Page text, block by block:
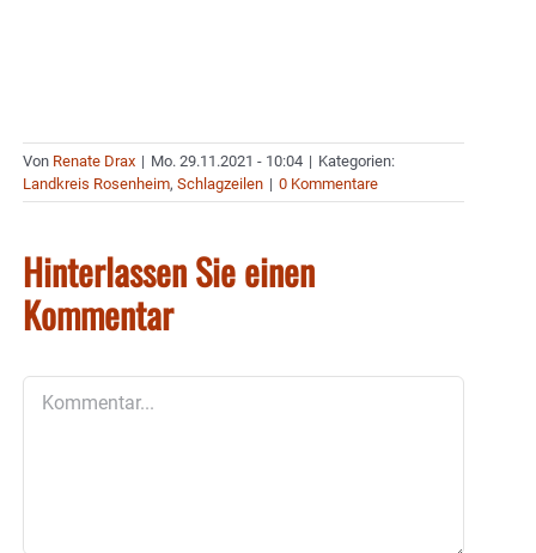
Von Renate Drax | Mo. 29.11.2021 - 10:04 | Kategorien:
Landkreis Rosenheim, Schlagzeilen | 0 Kommentare
Hinterlassen Sie einen
Kommentar